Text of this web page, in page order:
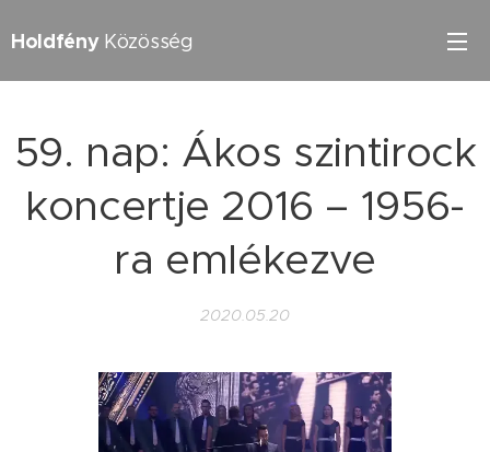
HoldfényKözösség
59. nap: Ákos szintirock
koncertje 2016 – 1956-
ra emlékezve
2020.05.20